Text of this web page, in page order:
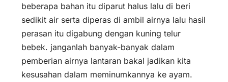
beberapa bahan itu diparut halus lalu di beri
sedikit air serta diperas di ambil airnya lalu hasil
perasan itu digabung dengan kuning telur
bebek. janganlah banyak-banyak dalam
pemberian airnya lantaran bakal jadikan kita
kesusahan dalam meminumkannya ke ayam.